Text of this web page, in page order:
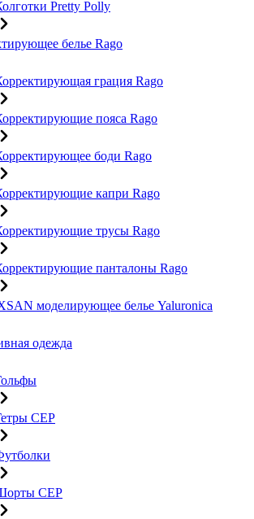
Pretty Polly
белье Rago
грация Rago
пояса Rago
боди Rago
капри Rago
трусы Rago
панталоны Rago
моделирующее белье Yaluroniсa
одежда
CEP
CEP